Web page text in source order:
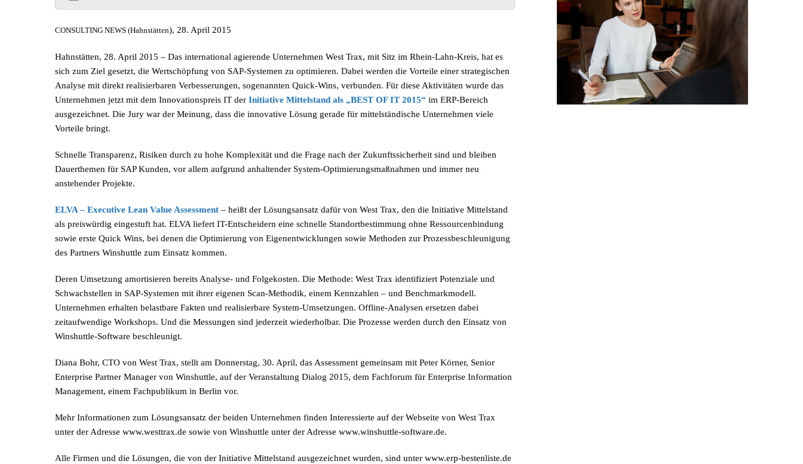
CONSULTING NEWS (Hahnstätten), 28. April 2015
Hahnstätten, 28. April 2015 – Das international agierende Unternehmen West Trax, mit Sitz im Rhein-Lahn-Kreis, hat es
sich zum Ziel gesetzt, die Wertschöpfung von SAP-Systemen zu optimieren. Dabei werden die Vorteile einer strategischen
Analyse mit direkt realisierbaren Verbesserungen, sogenannten Quick-Wins, verbunden. Für diese Aktivitäten wurde das
Unternehmen jetzt mit dem Innovationspreis IT der Initiative Mittelstand als „BEST OF IT 2015“ im ERP-Bereich
ausgezeichnet. Die Jury war der Meinung, dass die innovative Lösung gerade für mittelständische Unternehmen viele
Vorteile bringt.
Schnelle Transparenz, Risiken durch zu hohe Komplexität und die Frage nach der Zukunftssicherheit sind und bleiben
Dauerthemen für SAP Kunden, vor allem aufgrund anhaltender System-Optimierungsmaßnahmen und immer neu
anstehender Projekte.
ELVA – Executive Lean Value Assessment – heißt der Lösungsansatz dafür von West Trax, den die Initiative Mittelstand
als preiswürdig eingestuft hat. ELVA liefert IT-Entscheidern eine schnelle Standortbestimmung ohne Ressourcenbindung
sowie erste Quick Wins, bei denen die Optimierung von Eigenentwicklungen sowie Methoden zur Prozessbeschleunigung
des Partners Winshuttle zum Einsatz kommen.
Deren Umsetzung amortisieren bereits Analyse- und Folgekosten. Die Methode: West Trax identifiziert Potenziale und
Schwachstellen in SAP-Systemen mit ihrer eigenen Scan-Methodik, einem Kennzahlen – und Benchmarkmodell.
Unternehmen erhalten belastbare Fakten und realisierbare System-Umsetzungen. Offline-Analysen ersetzen dabei
zeitaufwendige Workshops. Und die Messungen sind jederzeit wiederholbar. Die Prozesse werden durch den Einsatz von
Winshuttle-Software beschleunigt.
Diana Bohr, CTO von West Trax, stellt am Donnerstag, 30. April, das Assessment gemeinsam mit Peter Körner, Senior
Enterprise Partner Manager von Winshuttle, auf der Veranstaltung Dialog 2015, dem Fachforum für Enterprise Information
Management, einem Fachpublikum in Berlin vor.
Mehr Informationen zum Lösungsansatz der beiden Unternehmen finden Interessierte auf der Webseite von West Trax
unter der Adresse www.westtrax.de sowie von Winshuttle unter der Adresse www.winshuttle-software.de.
Alle Firmen und die Lösungen, die von der Initiative Mittelstand ausgezeichnet wurden, sind unter www.erp-bestenliste.de